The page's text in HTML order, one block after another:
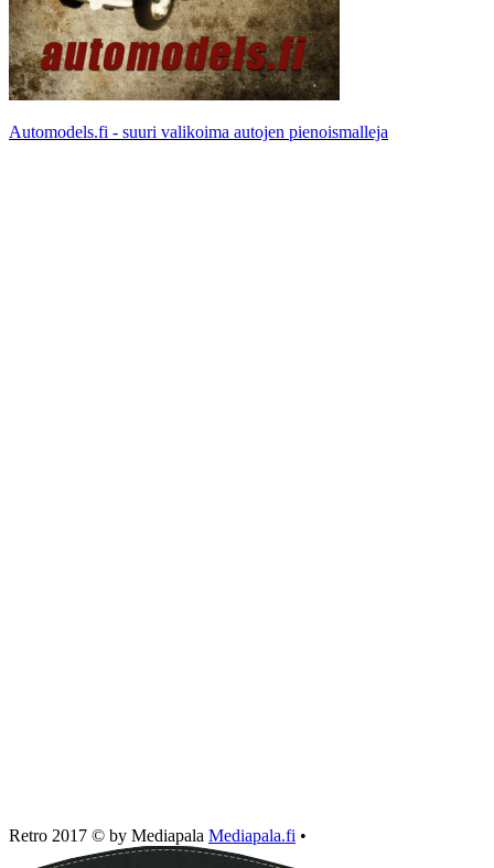
Automodels.fi - suuri valikoima autojen pienoismalleja
Retro 2017 © by Mediapala Mediapala.fi •